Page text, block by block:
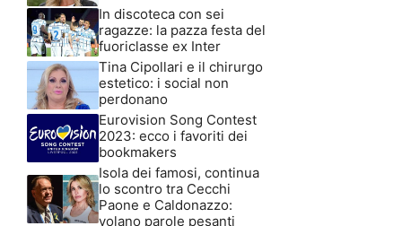
In discoteca con sei
ragazze: la pazza festa del
fuoriclasse ex Inter
Tina Cipollari e il chirurgo
estetico: i social non
perdonano
Eurovision Song Contest
2023: ecco i favoriti dei
bookmakers
Isola dei famosi, continua
lo scontro tra Cecchi
Paone e Caldonazzo:
volano parole pesanti